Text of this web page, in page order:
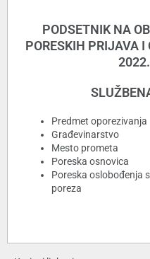
PODSETNIK NA
PORESKIH PRIJAVA I
Predmet oporezivanja
Građevinarstvo
Mesto prometa
Poreska osnovica
Poreska oslobođenja
poreza